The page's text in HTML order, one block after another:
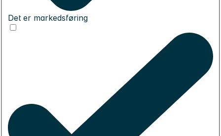
Det er markedsføring